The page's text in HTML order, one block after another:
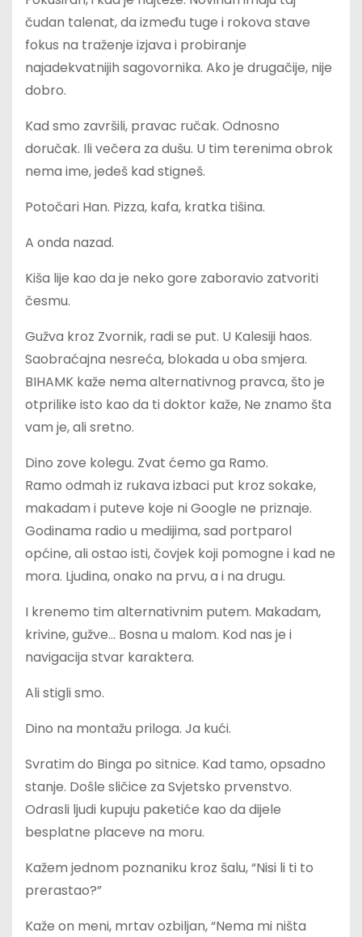
čudan talenat, da između tuge i rokova stave
fokus na traženje izjava i probiranje
najadekvatnijih sagovornika. Ako je drugačije, nije
dobro.
Kad smo završili, pravac ručak. Odnosno
doručak. Ili večera za dušu. U tim terenima obrok
nema ime, jedeš kad stigneš.
Potočari Han. Pizza, kafa, kratka tišina.
A onda nazad.
Kiša lije kao da je neko gore zaboravio zatvoriti
česmu.
Gužva kroz Zvornik, radi se put. U Kalesiji haos.
Saobraćajna nesreća, blokada u oba smjera.
BIHAMK kaže nema alternativnog pravca, što je
otprilike isto kao da ti doktor kaže, Ne znamo šta
vam je, ali sretno.
Dino zove kolegu. Zvat ćemo ga Ramo.
Ramo odmah iz rukava izbaci put kroz sokake,
makadam i puteve koje ni Google ne priznaje.
Godinama radio u medijima, sad portparol
općine, ali ostao isti, čovjek koji pomogne i kad ne
mora. Ljudina, onako na prvu, a i na drugu.
I krenemo tim alternativnim putem. Makadam,
krivine, gužve… Bosna u malom. Kod nas je i
navigacija stvar karaktera.
Ali stigli smo.
Dino na montažu priloga. Ja kući.
Svratim do Binga po sitnice. Kad tamo, opsadno
stanje. Došle sličice za Svjetsko prvenstvo.
Odrasli ljudi kupuju paketiće kao da dijele
besplatne placeve na moru.
Kažem jednom poznaniku kroz šalu, “Nisi li ti to
prerastao?”
Kaže on meni, mrtav ozbiljan, “Nema mi ništa